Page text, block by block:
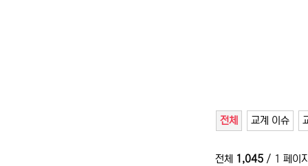
전체 교계 이슈
전체 1,045 / 1 페이